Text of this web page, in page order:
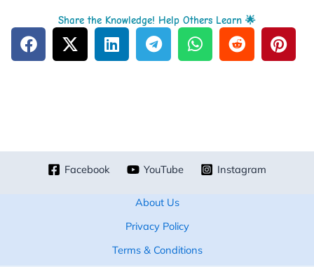
Share the Knowledge! Help Others Learn 🌟
Facebook YouTube Instagram
About Us
Privacy Policy
Terms & Conditions